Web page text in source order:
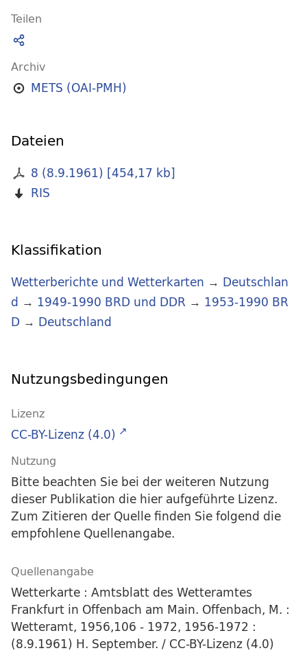
Teilen
Archiv
METS (OAI-PMH)
Dateien
8 (8.9.1961) [454,17 kb]
RIS
Klassifikation
Wetterberichte und Wetterkarten → Deutschlan
d → 1949-1990 BRD und DDR → 1953-1990 BR
D → Deutschland
Nutzungsbedingungen
Lizenz
CC-BY-Lizenz (4.0)
Nutzung
Bitte beachten Sie bei der weiteren Nutzung
dieser Publikation die hier aufgeführte Lizenz.
Zum Zitieren der Quelle finden Sie folgend die
empfohlene Quellenangabe.
Quellenangabe
Wetterkarte : Amtsblatt des Wetteramtes
Frankfurt in Offenbach am Main. Offenbach, M. :
Wetteramt, 1956,106 - 1972, 1956-1972 :
(8.9.1961) H. September. / CC-BY-Lizenz (4.0)